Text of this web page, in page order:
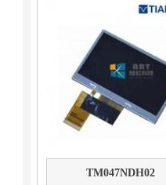
TM047NDH02